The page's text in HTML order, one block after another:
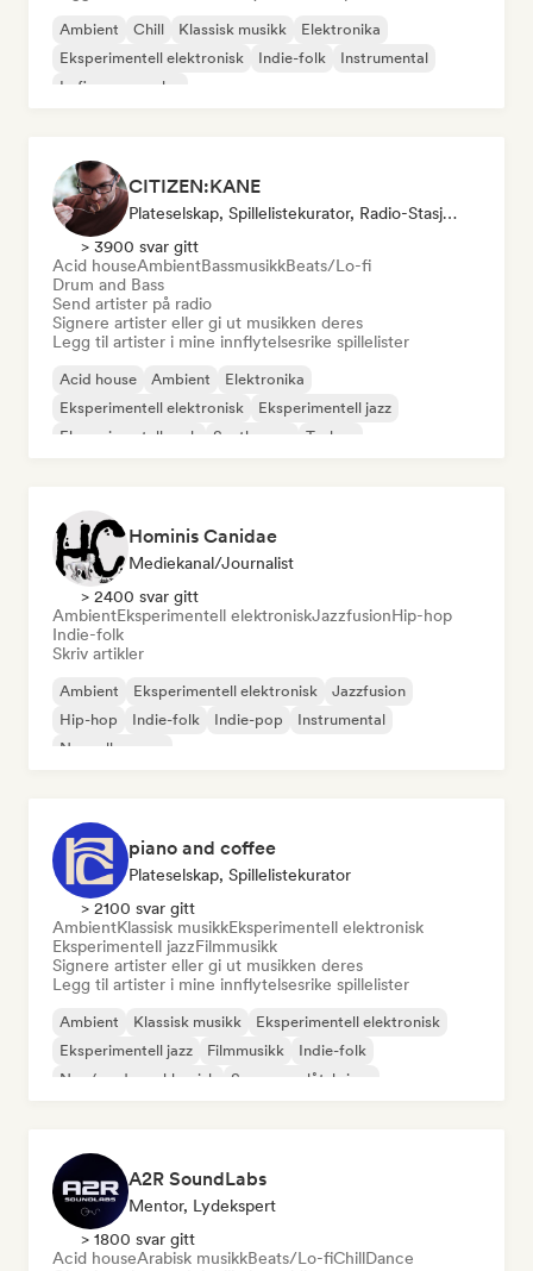
Ambient Chill Klassisk musikk
Elektronika
Eksperimentell elektronisk
Indie-folk
Instrumental
Lofi-soveværelse
CITIZEN:KANE
Plateselskap, Spillelistekurator, Radio-Stasjon
> 3900 svar gitt
Acid houseAmbientBassmusikkBeats/Lo-fi
Drum and Bass
Send artister på radio
Signere artister eller gi ut musikken deres
Legg til artister i mine innflytelsesrike spillelister
Acid house Ambient
Elektronika
Eksperimentell elektronisk
Eksperimentell jazz
Eksperimentell rock
Synthwave Techno
Hominis Canidae
Mediekanal/journalist
> 2400 svar gitt
AmbientEksperimentell elektroniskJazzfusionHip-hop
Indie-folk
Skriv artikler
Ambient Eksperimentell elektronisk
Jazzfusion
Hip-hop
Indie-folk Indie-pop
Instrumental
Nouvelle scene
piano and coffee
Plateselskap, Spillelistekurator
> 2100 svar gitt
AmbientKlassisk musikkEksperimentell elektronisk
Eksperimentell jazzFilmmusikk
Signere artister eller gi ut musikken deres
Legg til artister i mine innflytelsesrike spillelister
Ambient Klassisk musikk
Eksperimentell elektronisk
Eksperimentell jazz
Filmmusikk
Indie-folk
Neo/moderne klassisk
Sanger og låtskriver
A2R SoundLabs
Mentor, Lydekspert
> 1800 svar gitt
Acid houseArabisk musikkBeats/Lo-fiChillDance